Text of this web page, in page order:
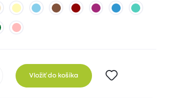
Vložiť do košíka